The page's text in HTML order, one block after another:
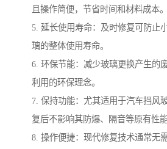
且操作简便，节省时间和材料成本。
5. 延长使用寿命：及时修复可防止
璃的整体使用寿命。
6. 环保节能：减少玻璃更换产生的
利用的环保理念。
7. 保持功能：尤其适用于汽车挡风
复后不影响其防爆、隔音等原有性能
8. 操作便捷：现代修复技术通常无